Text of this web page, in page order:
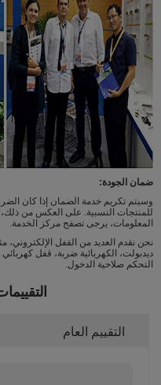
ضمان الجودة:
للمنتجات النسبية. على العكس من
المعلومات، يرجى تصفح مركز الخدمة.
نحن نقدم العديد من القفل
ديدبولت، الكهربائية ضربة، قفل
التحكم صلاحية الدخول.
التقييم العام